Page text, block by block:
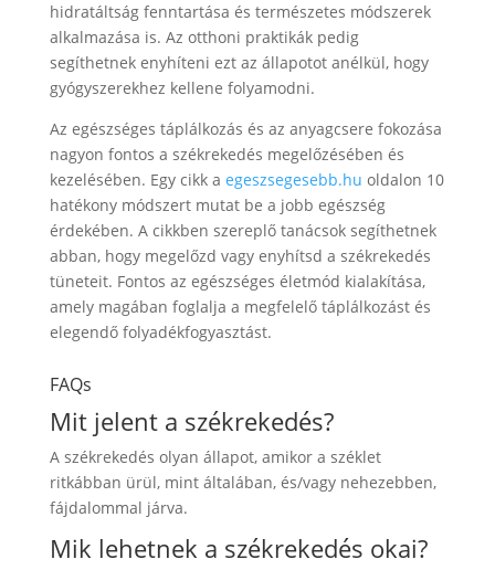
hidratáltság fenntartása és természetes módszerek
alkalmazása is. Az otthoni praktikák pedig
segíthetnek enyhíteni ezt az állapotot anélkül, hogy
gyógyszerekhez kellene folyamodni.
Az egészséges táplálkozás és az anyagcsere fokozása
nagyon fontos a székrekedés megelőzésében és
kezelésében. Egy cikk a egeszsegesebb.hu oldalon 10
hatékony módszert mutat be a jobb egészség
érdekében. A cikkben szereplő tanácsok segíthetnek
abban, hogy megelőzd vagy enyhítsd a székrekedés
tüneteit. Fontos az egészséges életmód kialakítása,
amely magában foglalja a megfelelő táplálkozást és
elegendő folyadékfogyasztást.
FAQs
Mit jelent a székrekedés?
A székrekedés olyan állapot, amikor a széklet
ritkábban ürül, mint általában, és/vagy nehezebben,
fájdalommal járva.
Mik lehetnek a székrekedés okai?